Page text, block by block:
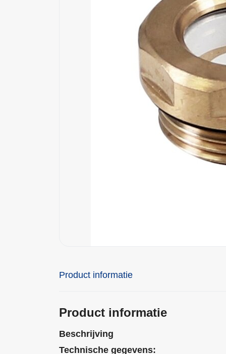
Product informatie
Product informatie
Beschrijving
Technische gegevens: